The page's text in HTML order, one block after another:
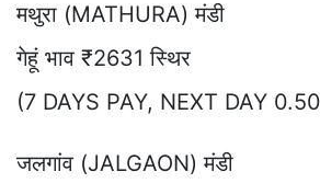
मथुरा (MATHURA) मंडी
गेहूं भाव ₹2631 स्थिर
(7 DAYS PAY, NEXT DAY
जलगांव (JALGAON) मंडी